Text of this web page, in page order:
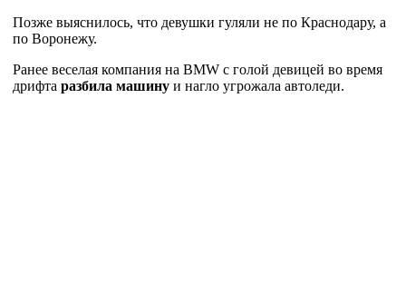
Позже выяснилось, что девушки гуляли не по Краснодару, а
по Воронежу.
Ранее веселая компания на BMW с голой девицей во время
дрифта разбила машину и нагло угрожала автоледи.